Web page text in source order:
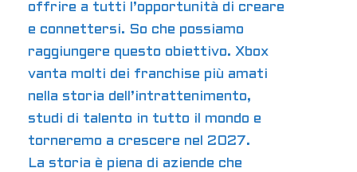
offrire a tutti l’opportunità di creare
e connettersi. So che possiamo
raggiungere questo obiettivo. Xbox
vanta molti dei franchise più amati
nella storia dell’intrattenimento,
studi di talento in tutto il mondo e
torneremo a crescere nel 2027.
La storia è piena di aziende che